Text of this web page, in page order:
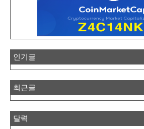
인기글
최근글
달력